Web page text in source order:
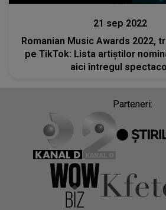
21 sep 2022
Romanian Music Awards 2022,
pe TikTok: Lista artiștilor
aici întregul spectacol
Parteneri: